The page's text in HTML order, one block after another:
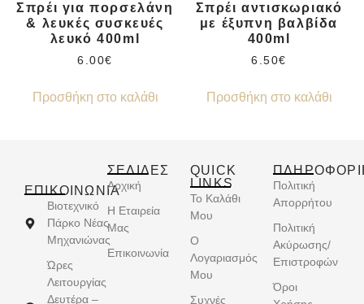
Σπρέι για πορσελάνη
& λευκές συσκευές
λευκό 400ml
6.00€
Προσθήκη στο καλάθι
Σπρέι αντισκωριακό
με έξυπνη βαλβίδα
400ml
6.50€
Προσθήκη στο καλάθι
ΕΠΙΚΟΙΝΩΝΊΑ
Βιοτεχνικό
Πάρκο Νέας
Μηχανιώνας
Ώρες
Λειτουργίας
Δευτέρα –
ΣΕΛΙΔΕΣ
Αρχική
Η Εταιρεία
Μας
Επικοινωνία
QUICK
LINKS
Το Καλάθι
Μου
Ο
Λογαριασμός
Μου
Συχνές
Πολιτική
Απορρήτου
Πολιτική
Ακύρωσης/
Επιστροφών
Όροι